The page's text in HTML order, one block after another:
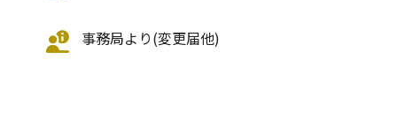
事務局より(変更届他)